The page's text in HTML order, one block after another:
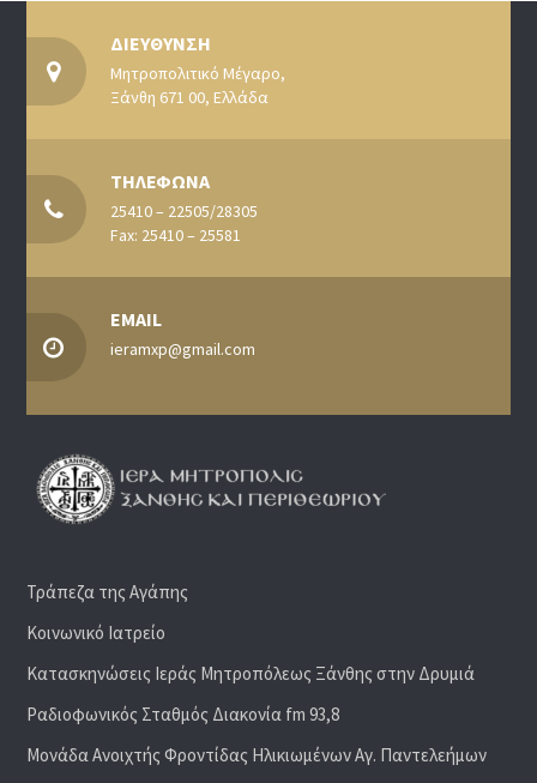
ΔΙΕΥΘΥΝΣΗ
Μητροπολιτικό Μέγαρο,
Ξάνθη 671 00, Ελλάδα
ΤΗΛΕΦΩΝΑ
25410 – 22505/28305
Fax: 25410 – 25581
EMAIL
ieramxp@gmail.com
Τράπεζα της Αγάπης
Κοινωνικό Ιατρείο
Κατασκηνώσεις Ιεράς Μητροπόλεως Ξάνθης στην Δρυμιά
Ραδιoφωνικός Σταθμός Διακονία fm 93,8
Μονάδα Ανοιχτής Φροντίδας Ηλικιωμένων Αγ. Παντελεήμων